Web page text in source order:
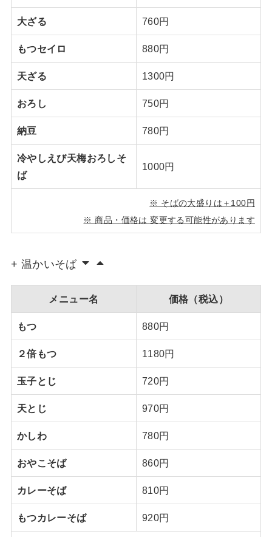
大ざる 760円
もつセイロ 880円
天ざる 1300円
おろし 750円
納豆 780円
冷やしえび天梅おろしそ
ば
1000円
※ そばの大盛りは＋100円
※ 商品・価格は 変更する可能性があります
+ 温かいそば
メニュー名 価格（税込）
もつ 880円
２倍もつ 1180円
玉子とじ 720円
天とじ 970円
かしわ 780円
おやこそば 860円
カレーそば 810円
もつカレーそば 920円